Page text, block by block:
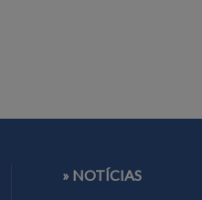
» NOTÍCIAS